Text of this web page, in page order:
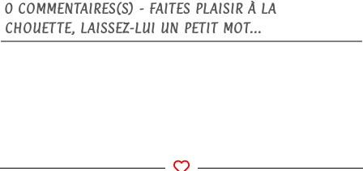
0 COMMENTAIRES(S) - FAITES PLAISIR À LA
CHOUETTE, LAISSEZ-LUI UN PETIT MOT...